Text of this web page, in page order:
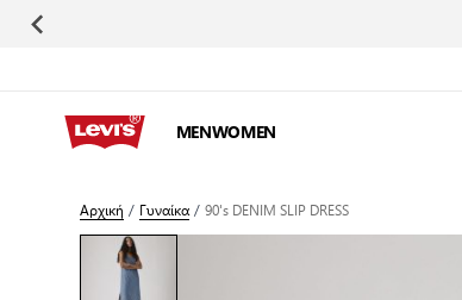
MENWOMEN
Αρχική / Γυναίκα/90's DENIM SLIP DRESS